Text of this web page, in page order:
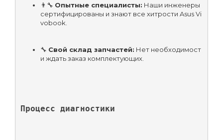
👨‍🔧 Опытные специалисты: Наши инженеры
сертифицированы и знают все хитрости Asus Vi
vobook.
🔧 Свой склад запчастей: Нет необходимост
и ждать заказ комплектующих.
Процесс диагностики